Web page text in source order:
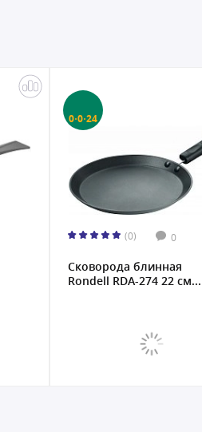
0·0·24
(0) 0
Сковорода блинная
Rondell RDA-274 22 см...